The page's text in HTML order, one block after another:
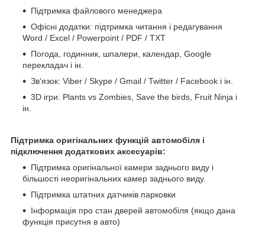
Підтримка файлового менеджера
Офісні додатки: підтримка читання і редагування
Word / Excel / Powerpoint / PDF / TXT
Погода, годинник, шпалери, календар, Google
перекладач і ін.
Зв'язок: Viber / Skype / Gmail / Twitter / Facebook і ін.
3D ігри: Plants vs Zombies, Save the birds, Fruit Ninja і
ін.
Підтримка оригінальних функцій автомобіля і
підключення додаткових аксесуарів:
Підтримка оригінальної камери заднього виду і
більшості неоригінальних камер заднього виду.
Підтримка штатних датчиків парковки
Інформація про стан дверей автомобіля (якщо дана
функція присутня в авто)